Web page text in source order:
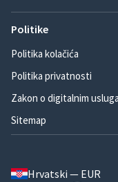
Politike
Politika kolačića
Politika privatnosti
Zakon o digitalnim
Sitemap
Hrvatski — EUR